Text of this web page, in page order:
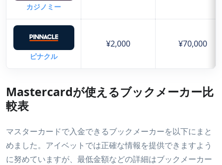
カジノミー
ピナクル
¥2,000 ¥70,000
Mastercardが使えるブックメーカー比
較表
マスターカードで入金できるブックメーカーを以下にまと
めました。アイベットでは正確な情報を提供できますよう
に努めていますが、最低金額などの詳細はブックメーカー